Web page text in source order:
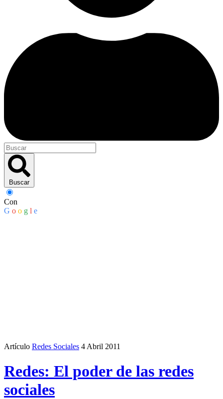
Buscar
Con
G o o g l e
Artículo Redes Sociales 4 Abril 2011
Redes: El poder de las redes
sociales